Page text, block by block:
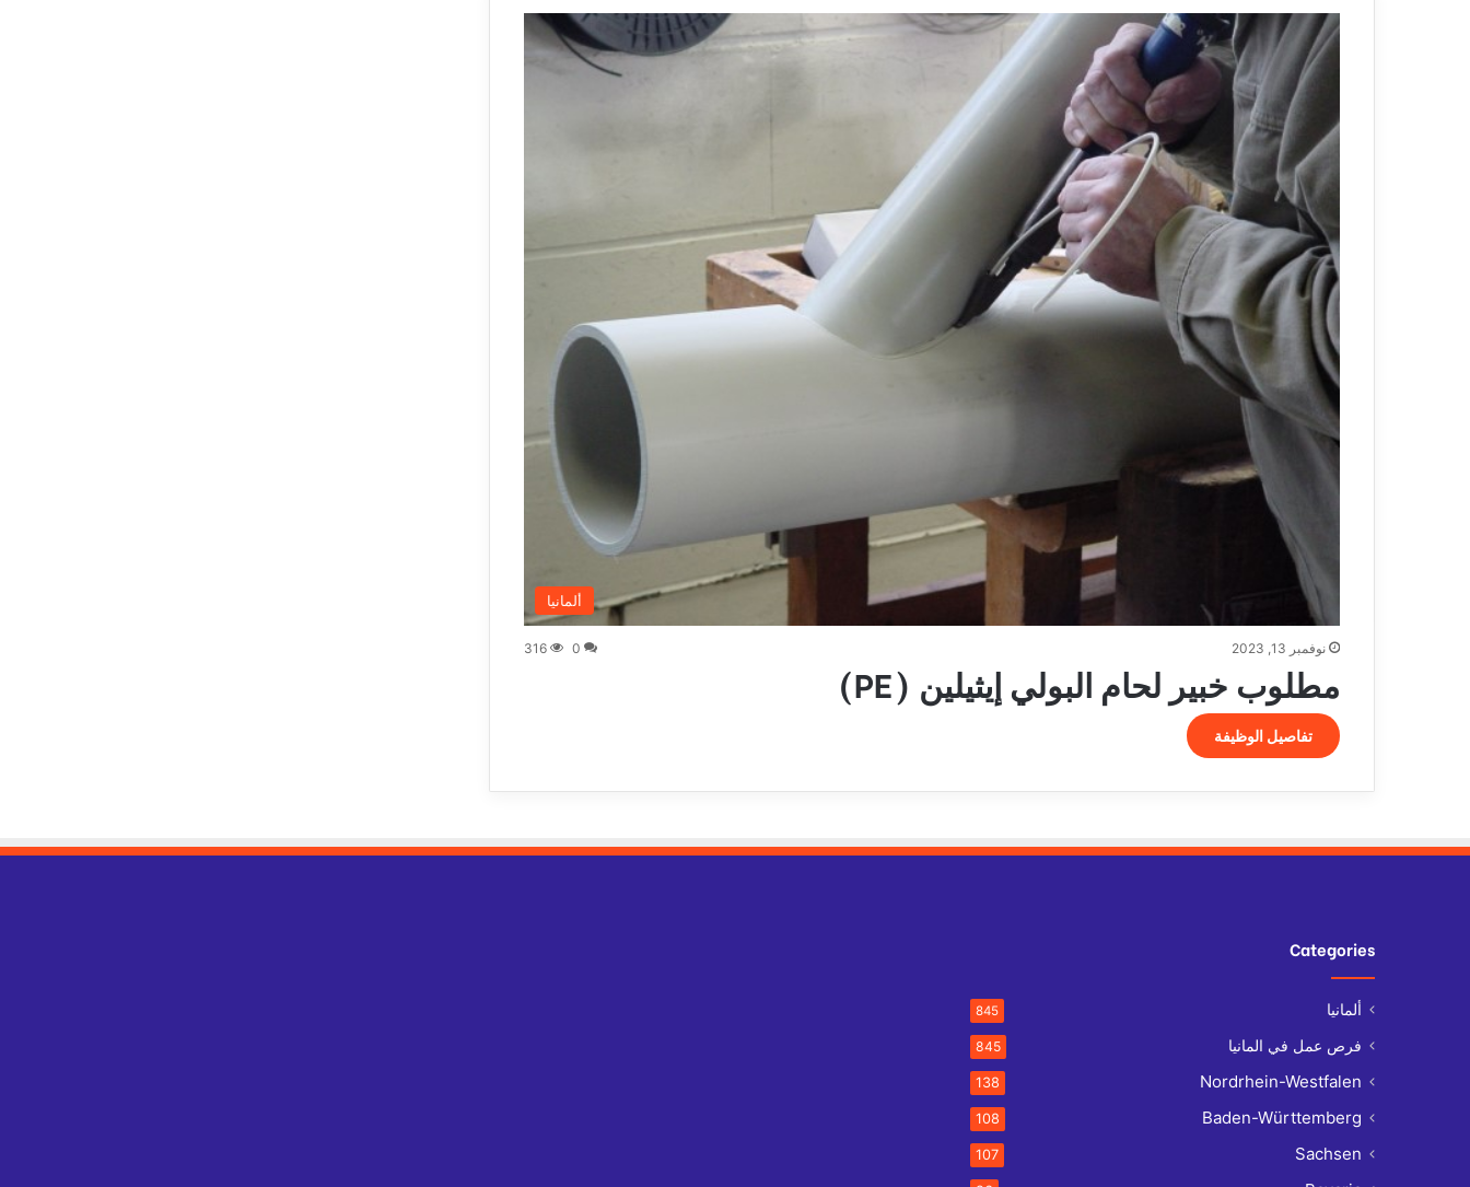
ألمانيا
نوفمبر 13, 2023 0
316
مطلوب خبير لحام البولي إيثيلين (PE)
تفاصيل الوظيفة
Categories
ألمانيا 845
فرص عمل في المانيا 845
Nordrhein-Westfalen
138
Baden-Württemberg
108
Sachsen
107